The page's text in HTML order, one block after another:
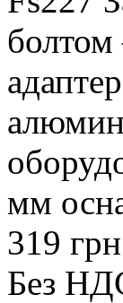
болтом
мм
319 грн
Без